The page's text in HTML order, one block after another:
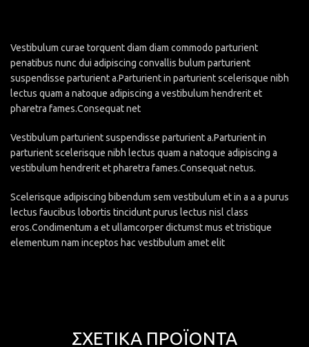
Vestibulum curae torquent diam diam commodo parturient
penatibus nunc dui adipiscing convallis bulum parturient
suspendisse parturient a.Parturient in parturient scelerisque nibh
lectus quam a natoque adipiscing a vestibulum hendrerit et
pharetra fames.Consequat net
Vestibulum parturient suspendisse parturient a.Parturient in
parturient scelerisque nibh lectus quam a natoque adipiscing a
vestibulum hendrerit et pharetra fames.Consequat netus.
Scelerisque adipiscing bibendum sem vestibulum et in a a a purus
lectus faucibus lobortis tincidunt purus lectus nisl class
eros.Condimentum a et ullamcorper dictumst mus et tristique
elementum nam inceptos hac vestibulum amet elit
ΣΧΕΤΙΚΆ ΠΡΟΪΌΝΤΑ